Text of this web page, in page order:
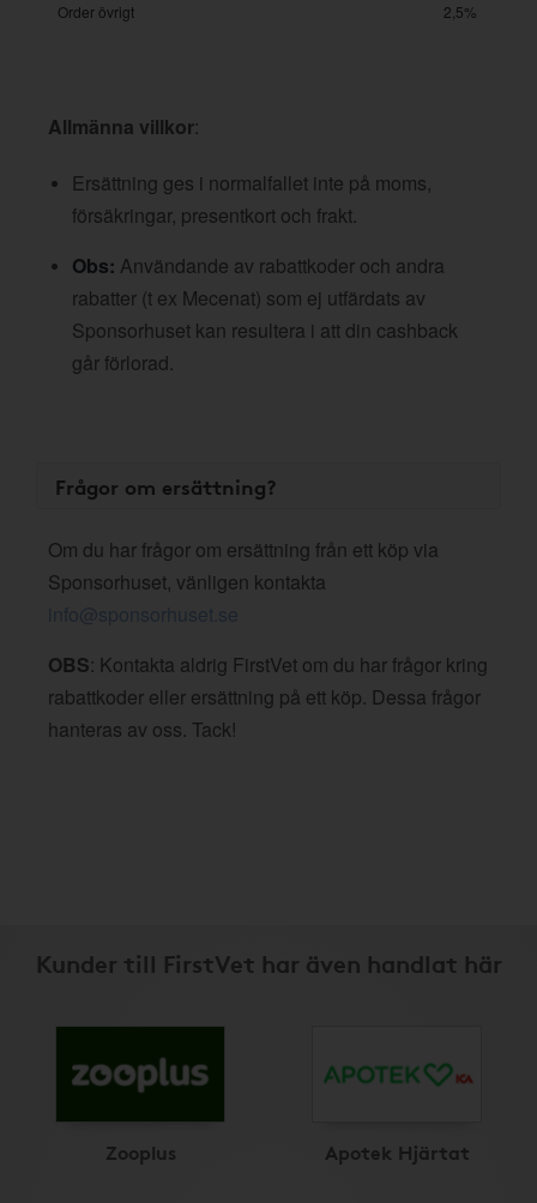
Order övrigt
2,5%
Allmänna villkor:
Ersättning ges i normalfallet inte på moms,
försäkringar, presentkort och frakt.
Obs: Användande av rabattkoder och andra
rabatter (t ex Mecenat) som ej utfärdats av
Sponsorhuset kan resultera i att din cashback
går förlorad.
Frågor om ersättning?
Om du har frågor om ersättning från ett köp via
Sponsorhuset, vänligen kontakta
info@sponsorhuset.se
OBS: Kontakta aldrig FirstVet om du har frågor kring
rabattkoder eller ersättning på ett köp. Dessa frågor
hanteras av oss. Tack!
Kunder till FirstVet har även handlat här
Zooplus Apotek Hjärtat